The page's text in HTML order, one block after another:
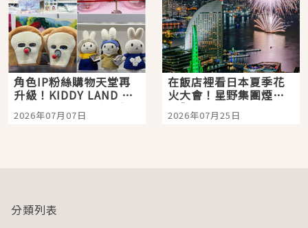
角色IP粉絲購物天堂再
升級！KIDDY LAND 原
宿店吉伊卡哇迎客，新
開幕 OMOKADO 店3分
2026年07月07日
在飯店裡看日本夏季花
火大會！星野集團煙火
景觀飯店6選，讓你不用
人擠人悠閒欣賞
2026年07月25日
分類列表